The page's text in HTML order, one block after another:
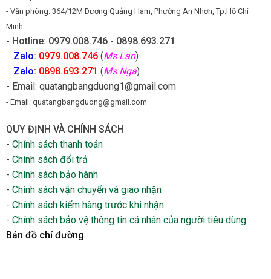
- Văn phòng: 364/12M Dương Quảng Hàm, Phường An Nhơn, Tp.Hồ Chí
Minh
- Hotline: 0979.008.746 - 0898.693.271
Zalo: 0979.008.746 (Ms Lan)
Zalo: 0898.693.271 (Ms Nga)
- Email: quatangbangduong1@gmail.com
- Email: quatangbangduong@gmail.com
QUY ĐỊNH VÀ CHÍNH SÁCH
- Chính sách thanh toán
- Chính sách đổi trả
- Chính sách bảo hành
- Chính sách vận chuyển và giao nhận
- Chính sách kiểm hàng trước khi nhận
- Chính sách bảo vệ thông tin cá nhân của người tiêu dùng
Bản đồ chỉ đường